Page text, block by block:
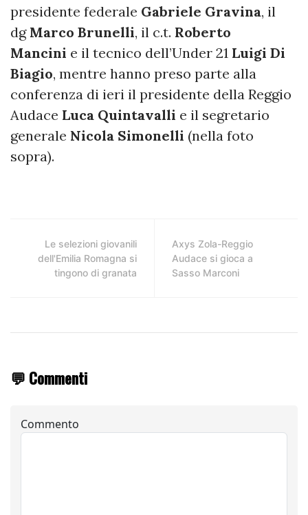
presidente federale Gabriele Gravina, il
dg Marco Brunelli, il c.t. Roberto
Mancini e il tecnico dell’Under 21 Luigi Di
Biagio, mentre hanno preso parte alla
conferenza di ieri il presidente della Reggio
Audace Luca Quintavalli e il segretario
generale Nicola Simonelli (nella foto
sopra).
Le selezioni giovanili
dell'Emilia Romagna si
tingono di granata
Axys Zola-Reggio
Audace si gioca a
Sasso Marconi
💬 Commenti